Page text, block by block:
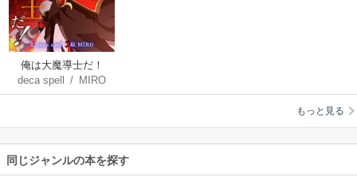
俺は大魔導士だ！
【タテヨミ】
deca spell / MIRO
もっと見る
同じジャンルの本を探す